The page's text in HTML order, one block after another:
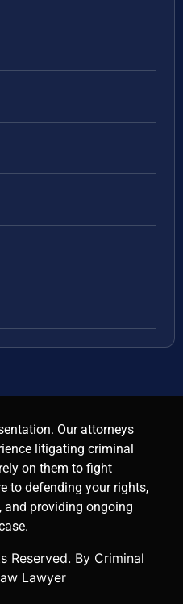
Our attorneys
litigating criminal
on them to fight
to defending your rights,
and providing ongoing
Reserved. By Criminal
Lawyer